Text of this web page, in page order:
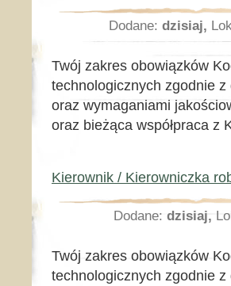
Dodane: dzisiaj,
Twój zakres obowiązków
technologicznych zgodnie
oraz wymaganiami
oraz bieżąca współpraca z
Kierownik / Kierowniczka
Dodane: dzisiaj,
Twój zakres obowiązków
technologicznych zgodnie